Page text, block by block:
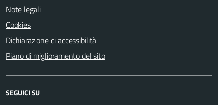
Note legali
Cookies
Dichiarazione di accessibilità
Piano di miglioramento del sito
SEGUICI SU